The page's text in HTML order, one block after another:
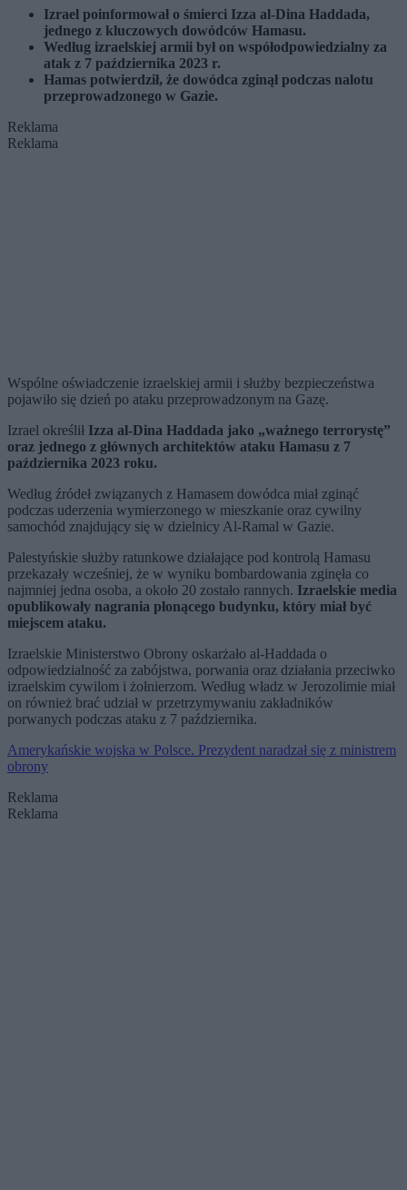
Izrael poinformował o śmierci Izza al-Dina Haddada,
jednego z kluczowych dowódców Hamasu.
Według izraelskiej armii był on współodpowiedzialny za
atak z 7 października 2023 r.
Hamas potwierdził, że dowódca zginął podczas nalotu
przeprowadzonego w Gazie.
Reklama
Reklama
Wspólne oświadczenie izraelskiej armii i służby bezpieczeństwa
pojawiło się dzień po ataku przeprowadzonym na Gazę.
Izrael określił Izza al-Dina Haddada jako „ważnego terrorystę”
oraz jednego z głównych architektów ataku Hamasu z 7
października 2023 roku.
Według źródeł związanych z Hamasem dowódca miał zginąć
podczas uderzenia wymierzonego w mieszkanie oraz cywilny
samochód znajdujący się w dzielnicy Al-Ramal w Gazie.
Palestyńskie służby ratunkowe działające pod kontrolą Hamasu
przekazały wcześniej, że w wyniku bombardowania zginęła co
najmniej jedna osoba, a około 20 zostało rannych. Izraelskie media
opublikowały nagrania płonącego budynku, który miał być
miejscem ataku.
Izraelskie Ministerstwo Obrony oskarżało al-Haddada o
odpowiedzialność za zabójstwa, porwania oraz działania przeciwko
izraelskim cywilom i żołnierzom. Według władz w Jerozolimie miał
on również brać udział w przetrzymywaniu zakładników
porwanych podczas ataku z 7 października.
Amerykańskie wojska w Polsce. Prezydent naradzał się z ministrem
obrony
Reklama
Reklama